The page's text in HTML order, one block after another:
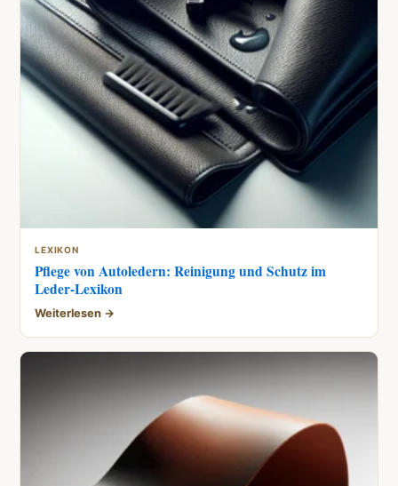
LEXIKON
Pflege von Autoledern: Reinigung und Schutz im
Leder-Lexikon
Weiterlesen →